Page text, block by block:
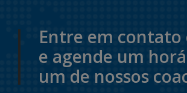
Entre em contato
e agende um
um de nossos